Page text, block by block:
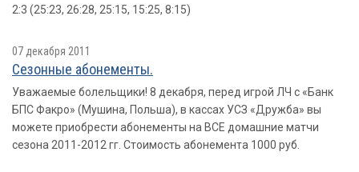
2:3 (25:23, 26:28, 25:15, 15:25, 8:15)
07 декабря 2011
Сезонные абонементы.
Уважаемые болельщики! 8 декабря, перед игрой ЛЧ с «Банк
БПС Факро» (Мушина, Польша), в кассах УСЗ «Дружба» вы
можете приобрести абонементы на ВСЕ домашние матчи
сезона 2011-2012 гг. Стоимость абонемента 1000 руб.